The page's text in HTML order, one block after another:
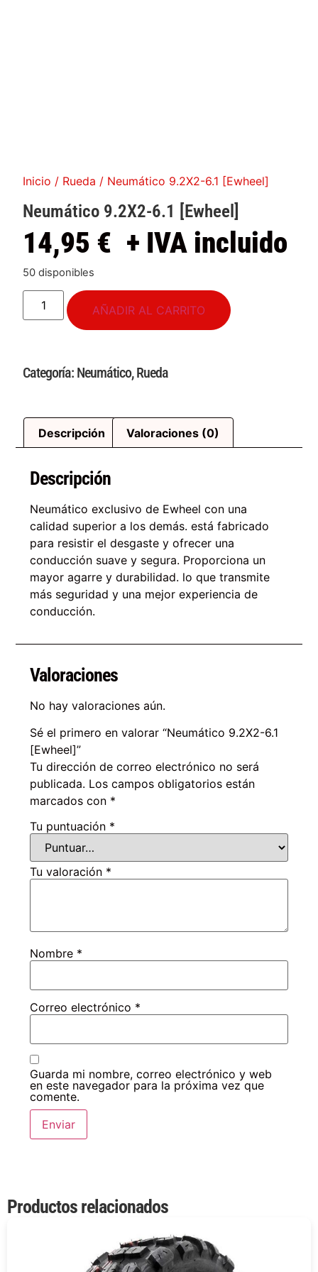
Inicio / Rueda / Neumático 9.2X2-6.1 [Ewheel]
Neumático 9.2X2-6.1 [Ewheel]
14,95 € + IVA incluido
50 disponibles
AÑADIR AL CARRITO
Categoría: Neumático,Rueda
Descripción Valoraciones (0)
Descripción
Neumático exclusivo de Ewheel con una
calidad superior a los demás. está fabricado
para resistir el desgaste y ofrecer una
conducción suave y segura. Proporciona un
mayor agarre y durabilidad. lo que transmite
más seguridad y una mejor experiencia de
conducción.
Valoraciones
No hay valoraciones aún.
Sé el primero en valorar “Neumático 9.2X2-6.1
[Ewheel]”
Tu dirección de correo electrónico no será
publicada. Los campos obligatorios están
marcados con *
Tu puntuación *
Tu valoración *
Nombre *
Correo electrónico *
Guarda mi nombre, correo electrónico y web
en este navegador para la próxima vez que
comente.
Productos relacionados